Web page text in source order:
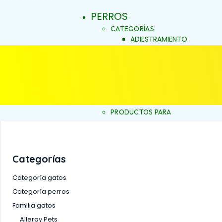
PERROS
CATEGORÍAS
ADIESTRAMIENTO
PRODUCTOS PARA
ALERGIAS
Categorías
Categoría gatos
Categoría perros
Familia gatos
Allergy Pets